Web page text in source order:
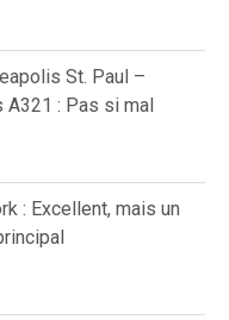
St. Paul –
A321 : Pas si mal
: Excellent, mais un